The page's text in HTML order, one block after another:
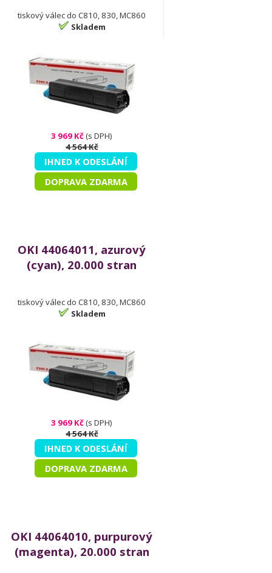
tiskový válec do C810, 830, MC860
Skladem
3 969 Kč(s DPH)
4 564 Kč
IHNED K ODESLÁNÍ
DOPRAVA ZDARMA
OKI 44064011, azurový
(cyan), 20.000 stran
tiskový válec do C810, 830, MC860
Skladem
3 969 Kč(s DPH)
4 564 Kč
IHNED K ODESLÁNÍ
DOPRAVA ZDARMA
OKI 44064010, purpurový
(magenta), 20.000 stran